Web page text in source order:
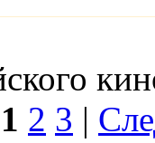
1 2 3 |